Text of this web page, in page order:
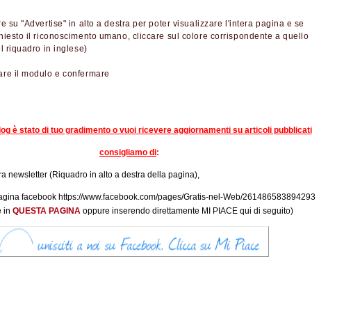
su "Advertise" in alto a destra per poter visualizzare l'intera pagina e se
il riconoscimento umano, cliccare sul colore corrispondente a quello
riquadro in inglese)
il modulo e confermare
è stato di tuo gradimento o vuoi ricevere aggiornamenti su articoli pubblicati
consigliamo di:
newsletter (Riquadro in alto a destra della pagina),
facebook https://www.facebook.com/pages/Gratis-nel-Web/261486583894293
in QUESTA PAGINA oppure inserendo direttamente MI PIACE qui di seguito)